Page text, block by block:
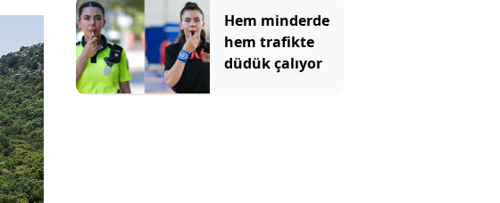
Hem minderde
hem trafikte
düdük çalıyor